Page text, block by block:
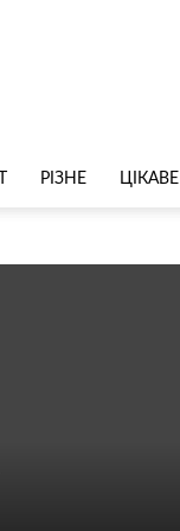
РІЗНЕ ЦІКАВЕ